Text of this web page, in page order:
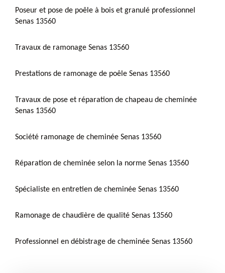
Poseur et pose de poêle à bois et granulé professionnel
Senas 13560
Travaux de ramonage Senas 13560
Prestations de ramonage de poêle Senas 13560
Travaux de pose et réparation de chapeau de cheminée
Senas 13560
Société ramonage de cheminée Senas 13560
Réparation de cheminée selon la norme Senas 13560
Spécialiste en entretien de cheminée Senas 13560
Ramonage de chaudière de qualité Senas 13560
Professionnel en débistrage de cheminée Senas 13560